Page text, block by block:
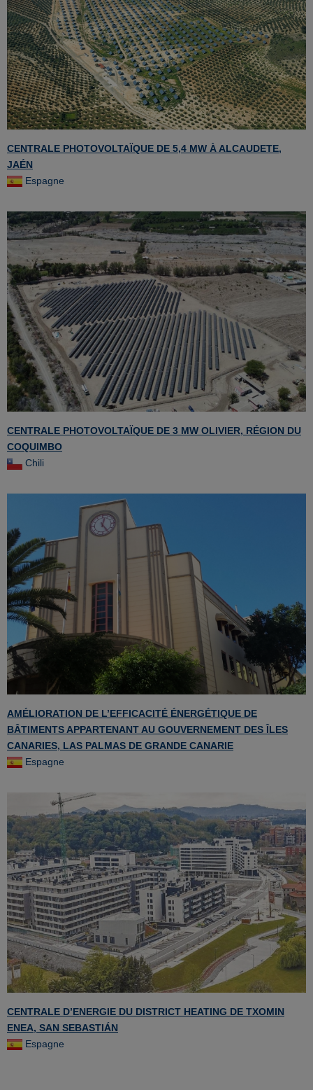
CENTRALE PHOTOVOLTAÏQUE DE 5,4 MW À ALCAUDETE,
JAÉN
Espagne
CENTRALE PHOTOVOLTAÏQUE DE 3 MW OLIVIER, RÉGION DU
COQUIMBO
Chili
AMÉLIORATION DE L’EFFICACITÉ ÉNERGÉTIQUE DE
BÂTIMENTS APPARTENANT AU GOUVERNEMENT DES ÎLES
CANARIES, LAS PALMAS DE GRANDE CANARIE
Espagne
CENTRALE D’ENERGIE DU DISTRICT HEATING DE TXOMIN
ENEA, SAN SEBASTIÁN
Espagne